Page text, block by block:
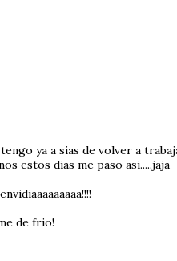
ya a sias de volver a
estos dias me paso asi.....jaja
de frio!